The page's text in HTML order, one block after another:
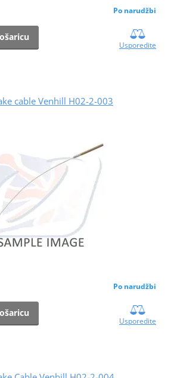
Po narudžbi
Usporedite
cable Venhill H02-2-003
Po narudžbi
Usporedite